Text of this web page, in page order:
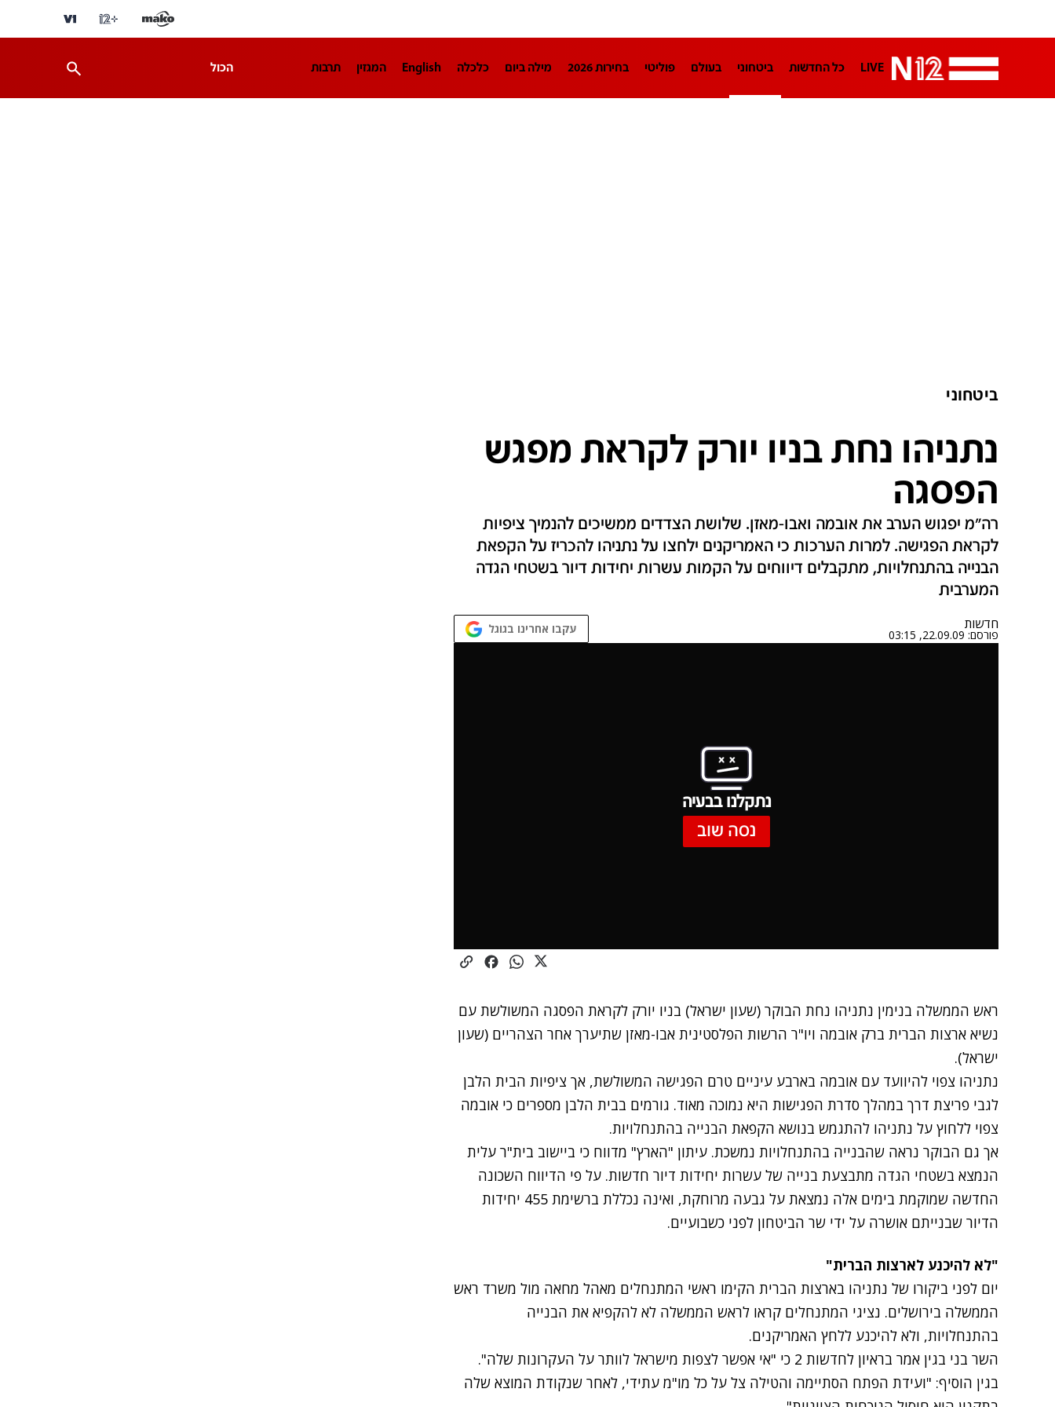
LIVE כל החדשות ביטחוני בעולם פוליטי בחירות 2026 מילה ביום כלכלה English המגזין תרבות הכול
ביטחוני
נתניהו נחת בניו יורק לקראת מפגש
הפסגה
רה"מ יפגוש הערב את אובמה ואבו-מאזן. שלושת הצדדים ממשיכים להנמיך ציפיות
לקראת הפגישה. למרות הערכות כי האמריקנים ילחצו על נתניהו להכריז על הקפאת
הבנייה בהתנחלויות, מתקבלים דיווחים על הקמות עשרות יחידות דיור בשטחי הגדה
המערבית
חדשות
פורסם: 22.09.09, 03:15 עקבו אחרינו בגוגל
נתקלנו בבעיה
נסה שוב
ראש הממשלה בנימין נתניהו נחת הבוקר (שעון ישראל) בניו יורק לקראת הפסגה המשולשת עם
נשיא ארצות הברית ברק אובמה ויו"ר הרשות הפלסטינית אבו-מאזן שתיערך אחר הצהריים (שעון
ישראל).
נתניהו צפוי להיוועד עם אובמה בארבע עיניים טרם הפגישה המשולשת, אך ציפיות הבית הלבן
לגבי פריצת דרך במהלך סדרת הפגישות היא נמוכה מאוד. גורמים בבית הלבן מספרים כי אובמה
צפוי ללחוץ על נתניהו להתגמש בנושא הקפאת הבנייה בהתנחלויות.
אך גם הבוקר נראה שהבנייה בהתנחלויות נמשכת. עיתון "הארץ" מדווח כי ביישוב בית"ר עלית
הנמצא בשטחי הגדה מתבצעת בנייה של עשרות יחידות דיור חדשות. על פי הדיווח השכונה
החדשה שמוקמת בימים אלה נמצאת על גבעה מרוחקת, ואינה נכללת
ברשימת 455 יחידות
הדיור שבנייתם אושרה על ידי שר הביטחון לפני כשבועיים.
"לא להיכנע לארצות הברית"
יום לפני ביקורו של נתניהו בארצות הברית הקימו ראשי המתנחלים מאהל מחאה מול משרד ראש
הממשלה בירושלים. נציגי המתנחלים קראו לראש הממשלה לא להקפיא את הבנייה
בהתנחלויות, ולא להיכנע ללחץ האמריקנים.
השר בני בגין אמר בראיון לחדשות 2 כי "אי אפשר לצפות מישראל לוותר על העקרונות שלה".
בגין הוסיף: "ועידת הפתח הסתיימה והטילה צל על כל מו"מ עתידי, לאחר שנקודת המוצא שלה